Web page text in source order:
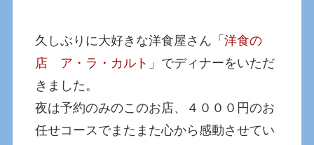
久しぶりに大好きな洋食屋さん「洋食の
店 ア・ラ・カルト 」でディナーをいただ
きました。
夜は予約のみのこのお店、４０００円のお
任せコースでまたまた心から感動させてい